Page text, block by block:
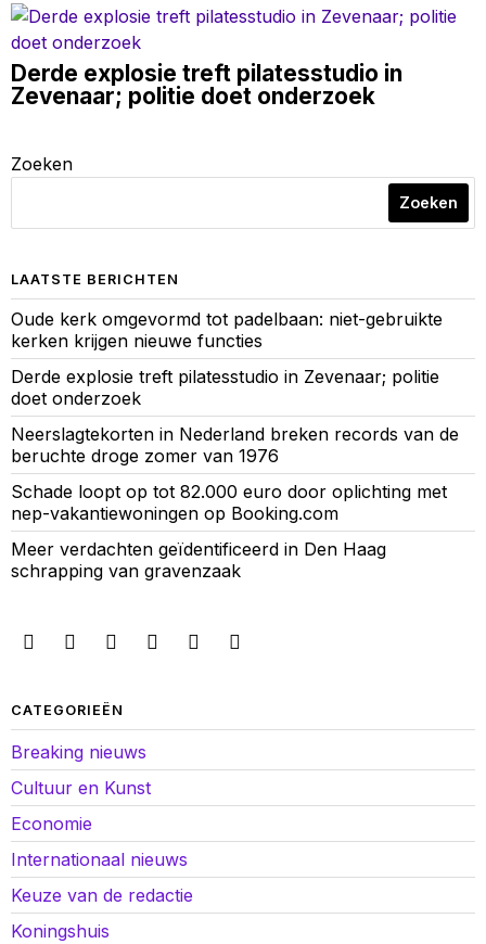
Derde explosie treft pilatesstudio in
Zevenaar; politie doet onderzoek
Zoeken
Zoeken
LAATSTE BERICHTEN
Oude kerk omgevormd tot padelbaan: niet-gebruikte
kerken krijgen nieuwe functies
Derde explosie treft pilatesstudio in Zevenaar; politie
doet onderzoek
Neerslagtekorten in Nederland breken records van de
beruchte droge zomer van 1976
Schade loopt op tot 82.000 euro door oplichting met
nep-vakantiewoningen op Booking.com
Meer verdachten geïdentificeerd in Den Haag
schrapping van gravenzaak
CATEGORIEËN
Breaking nieuws
Cultuur en Kunst
Economie
Internationaal nieuws
Keuze van de redactie
Koningshuis